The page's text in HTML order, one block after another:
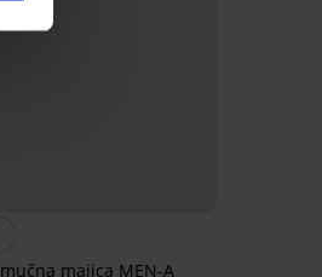
majica MEN-A